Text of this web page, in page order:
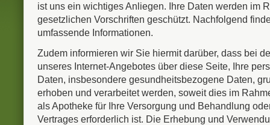
ist uns ein wichtiges Anliegen. Ihre Daten werden im
gesetzlichen Vorschriften geschützt. Nachfolgend
umfassende Informationen.
Zudem informieren wir Sie hiermit darüber, dass bei
unseres Internet-Angebotes über diese Seite, Ihre
Daten, insbesondere gesundheitsbezogene Daten,
erhoben und verarbeitet werden, soweit dies im
als Apotheke für Ihre Versorgung und Behandlung
Vertrages erforderlich ist. Die Erhebung und